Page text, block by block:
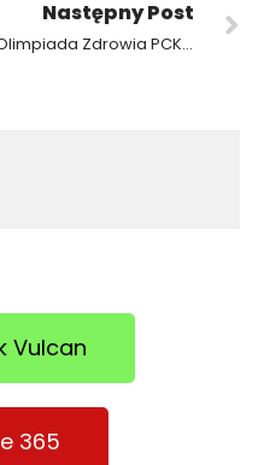
Następny Post
Olimpiada Zdrowia PCK z Biedronką
Vulcan
365